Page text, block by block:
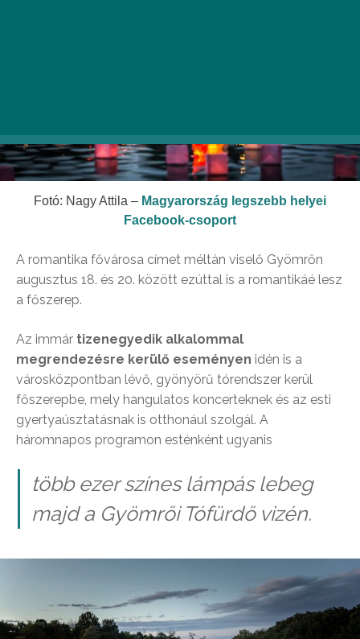
Fotó: Nagy Attila – Magyarország legszebb helyei
Facebook-csoport
A romantika fővárosa címet méltán viselő Gyömrőn
augusztus 18. és 20. között ezúttal is a romantikáé lesz
a főszerep.
Az immár tizenegyedik alkalommal
megrendezésre kerülő eseményen idén is a
városközpontban lévő, gyönyörű tórendszer kerül
főszerepbe, mely hangulatos koncerteknek és az esti
gyertyaúsztatásnak is otthonául szolgál. A
háromnapos programon esténként ugyanis
több ezer színes lámpás lebeg
majd a Gyömrői Tófürdő vizén.